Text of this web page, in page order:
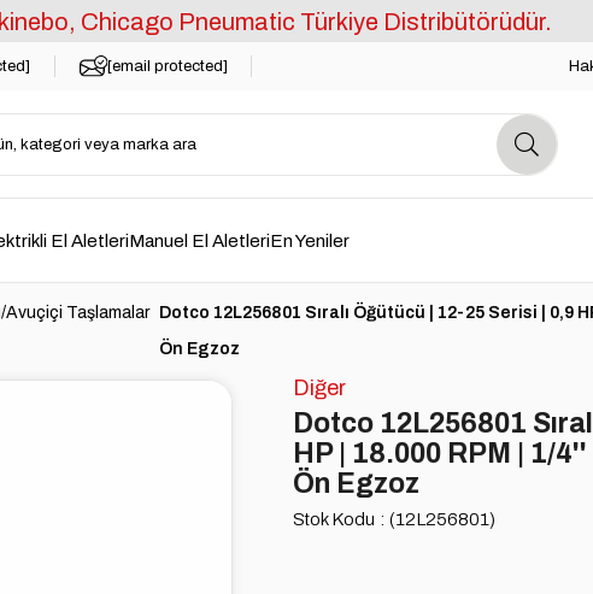
Chicago Pneumatic Türkiye Distribütörüdür.
[email protected]
El AletleriManuel El AletleriEn Yeniler
Avuçiçi Taşlamalar
Dotco 12L256801 Sıralı Öğütücü | 12-25 Serisi | 0,9
Ön Egzoz
Diğer
Dotco 12L256801
HP | 18.000 RPM | 1/
Ön Egzoz
Stok Kodu (12L256801)